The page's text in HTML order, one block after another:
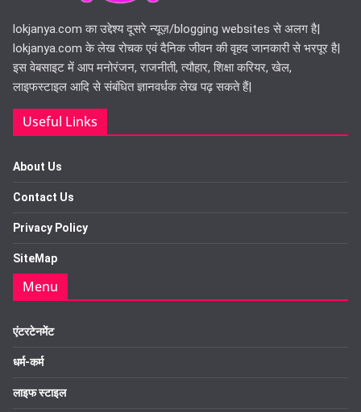
lokjanya.com का उद्देश्य दूसरे न्यूज़/blogging websites से अलग है|
lokjanya.com के लेख रोचक एवं दैनिक जीवन की वृहद जानकारी से भरपूर है|
इस वेबसाइट में आप मनोरंजन, राजनीती, त्यौहार, शिक्षा करियर, खेल,
लाइफस्टाइल आदि से संबंधित ज्ञानवर्धक लेख पढ़ सकते हैं|
Useful Links
About Us
Contact Us
Privacy Policy
SiteMap
Menu
एंटरटेनमेंट
धर्म-कर्म
लाइफ स्टाइल